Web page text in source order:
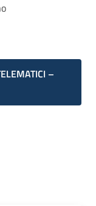
–